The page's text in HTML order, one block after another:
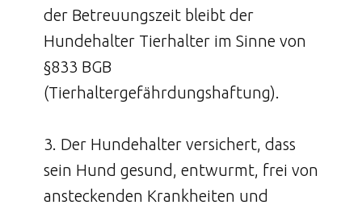
der Betreuungszeit bleibt der
Hundehalter Tierhalter im Sinne von
§833 BGB
(Tierhaltergefährdungshaftung).
3. Der Hundehalter versichert, dass
sein Hund gesund, entwurmt, frei von
ansteckenden Krankheiten und